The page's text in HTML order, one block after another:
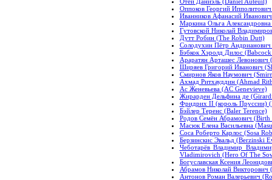
Оппоков Георгий
Иванников Афанасий
Маркина Ольга
Гутовской Николай
Дутт Робин (The Robin Dutt)
Солодухин Пётр
Бэбкок Хэролд Дилос
Араратян Арташес Левонович
Ширяев Григорий Иванович
Смирнов Яков Наумович
Ахмад Ритхауддин (Ahmad
Ас Женевьева (AC Genevieve)
Жирарден Дельфина де
Фридрих II (король Пруссии)
Бэйлер Теренс (Baler Terence)
Родов Семён Абрамович (Birth
Масюк Елена Васильевна
Соса Роберто Карлос (Sosa
Берзинскис Эвальд (Berzinski
Чеботарёв Владимир
Vladimirovich (Hero Of The
Богуславская Ксения
Абрамов Николай
Антонов Роман Валерьевич